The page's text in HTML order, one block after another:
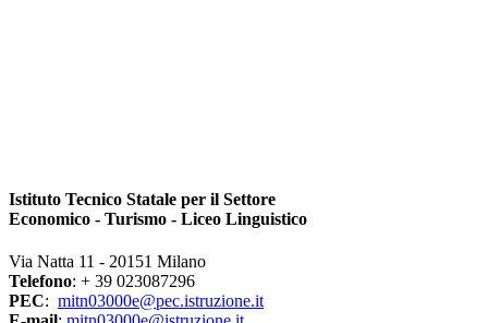
Istituto Tecnico Statale per il Settore
Economico - Turismo - Liceo Linguistico
Via Natta 11 - 20151 Milano
Telefono: + 39 023087296
PEC: mitn03000e@pec.istruzione.it